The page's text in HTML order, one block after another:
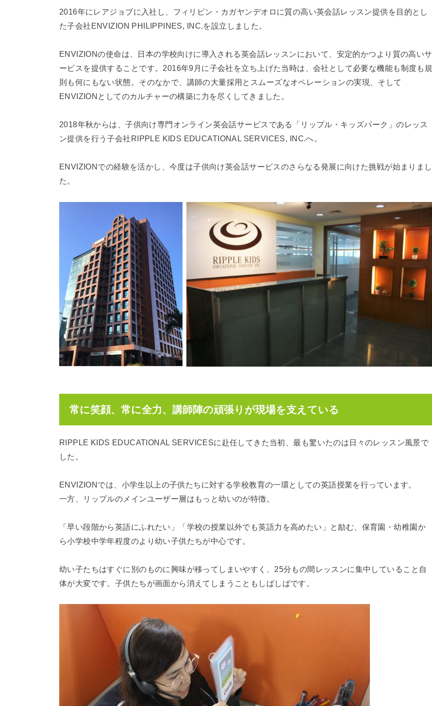
2016年にレアジョブに入社し、フィリピン・カガヤンデオロに質の高い英会話レッスン提供を目的とし
た子会社ENVIZION PHILIPPINES, INC.を設立しました。
ENVIZIONの使命は、日本の学校向けに導入される英会話レッスンにおいて、安定的かつより質の高いサ
ービスを提供することです。2016年9月に子会社を立ち上げた当時は、会社として必要な機能も制度も規
則も何にもない状態。そのなかで、講師の大量採用とスムーズなオペレーションの実現、そして
ENVIZIONとしてのカルチャーの構築に力を尽くしてきました。
2018年秋からは、子供向け専門オンライン英会話サービスである「リップル・キッズパーク」のレッス
ン提供を行う子会社RIPPLE KIDS EDUCATIONAL SERVICES, INC.へ。
ENVIZIONでの経験を活かし、今度は子供向け英会話サービスのさらなる発展に向けた挑戦が始まりまし
た。
常に笑顔、常に全力、講師陣の頑張りが現場を支えている
RIPPLE KIDS EDUCATIONAL SERVICESに赴任してきた当初、最も驚いたのは日々のレッスン風景で
した。
ENVIZIONでは、小学生以上の子供たちに対する学校教育の一環としての英語授業を行っています。
一方、リップルのメインユーザー層はもっと幼いのが特徴。
「早い段階から英語にふれたい」「学校の授業以外でも英語力を高めたい」と励む、保育園・幼稚園か
ら小学校中学年程度のより幼い子供たちが中心です。
幼い子たちはすぐに別のものに興味が移ってしまいやすく、25分もの間レッスンに集中していること自
体が大変です。子供たちが画面から消えてしまうこともしばしばです。